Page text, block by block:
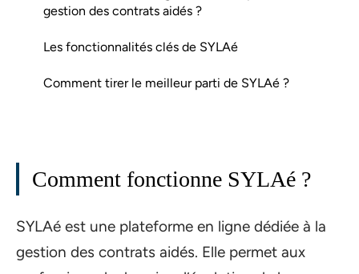
gestion des contrats aidés ?
Les fonctionnalités clés de SYLAé
Comment tirer le meilleur parti de SYLAé ?
Comment fonctionne SYLAé ?
SYLAé est une plateforme en ligne dédiée à la
gestion des contrats aidés. Elle permet aux